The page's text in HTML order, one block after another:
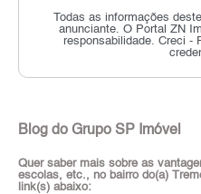
Todas as informações
anunciante. O Portal ZN
responsabilidade. Creci -
Blog do Grupo SP Imóvel
Quer saber mais sobre as
escolas, etc., no bairro do(a)
link(s) abaixo: